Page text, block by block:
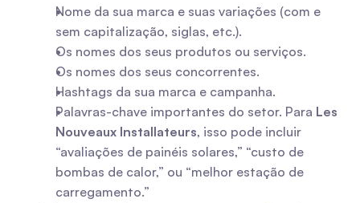
Nome da sua marca e suas variações (com e
sem capitalização, siglas, etc.).
Os nomes dos seus produtos ou serviços.
Os nomes dos seus concorrentes.
Hashtags da sua marca e campanha.
Palavras-chave importantes do setor. Para Les
Nouveaux Installateurs, isso pode incluir
“avaliações de painéis solares,” “custo de
bombas de calor,” ou “melhor estação de
carregamento.”